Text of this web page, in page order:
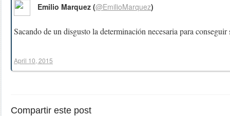
Sacando de un disgusto la determinación necesaria para
Emilio Marquez (@EmilioMarquez)
April 10, 2015
Compartir este post